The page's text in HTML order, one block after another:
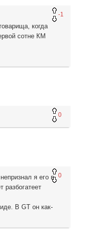
-1
когда
сотне КМ
0
0
я его в
разбогатеет
В GT он как-